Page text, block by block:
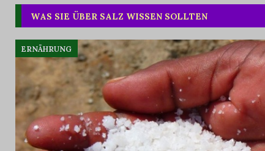
WAS SIE ÜBER SALZ WISSEN SOLLTEN
ERNÄHRUNG